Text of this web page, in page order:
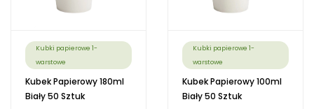
Kubki papierowe 1-
warstowe
Kubek Papierowy 180ml
Biały 50 Sztuk
Kubki papierowe 1-
warstowe
Kubek Papierowy 100ml
Biały 50 Sztuk